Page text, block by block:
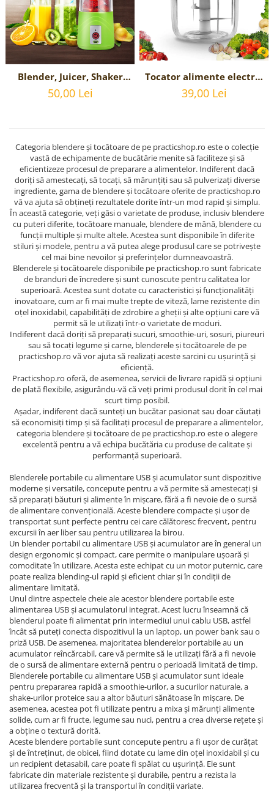
Reparatii si Renovare
Blender, Juicer, Shaker
Portabil Reincarcabil USB,
Capacitate 380 ml
50,00 Lei
Tocator alimente electric
portabil pentru usturoi,
incarcare USB, 250 ml
39,00 Lei
Categoria blendere și tocătoare de pe practicshop.ro este o colecție
vastă de echipamente de bucătărie menite să faciliteze și să
eficientizeze procesul de preparare a alimentelor. Indiferent dacă
doriți să amestecați, să tocați, să mărunțiți sau să pulverizați diverse
ingrediente, gama de blendere și tocătoare oferite de practicshop.ro
vă va ajuta să obțineți rezultatele dorite într-un mod rapid și simplu.
În această categorie, veți găsi o varietate de produse, inclusiv blendere
cu puteri diferite, tocătoare manuale, blendere de mână, blendere cu
funcții multiple și multe altele. Acestea sunt disponibile în diferite
stiluri și modele, pentru a vă putea alege produsul care se potrivește
cel mai bine nevoilor și preferințelor dumneavoastră.
Blenderele și tocătoarele disponibile pe practicshop.ro sunt fabricate
de branduri de încredere și sunt cunoscute pentru calitatea lor
superioară. Acestea sunt dotate cu caracteristici și funcționalități
inovatoare, cum ar fi mai multe trepte de viteză, lame rezistente din
oțel inoxidabil, capabilități de zdrobire a gheții și alte opțiuni care vă
permit să le utilizați într-o varietate de moduri.
Indiferent dacă doriți să preparați sucuri, smoothie-uri, sosuri, piureuri
sau să tocați legume și carne, blenderele și tocătoarele de pe
practicshop.ro vă vor ajuta să realizați aceste sarcini cu ușurință și
eficiență.
Practicshop.ro oferă, de asemenea, servicii de livrare rapidă și opțiuni
de plată flexibile, asigurându-vă că veți primi produsul dorit în cel mai
scurt timp posibil.
Așadar, indiferent dacă sunteți un bucătar pasionat sau doar căutați
să economisiți timp și să facilitați procesul de preparare a alimentelor,
categoria blendere și tocătoare de pe practicshop.ro este o alegere
excelentă pentru a vă echipa bucătăria cu produse de calitate și
performanță superioară.
Blenderele portabile cu alimentare USB și acumulator sunt dispozitive
moderne și versatile, concepute pentru a vă permite să amestecați și
să preparați băuturi și alimente în mișcare, fără a fi nevoie de o sursă
de alimentare convențională. Aceste blendere compacte și ușor de
transportat sunt perfecte pentru cei care călătoresc frecvent, pentru
excursii în aer liber sau pentru utilizarea la birou.
Un blender portabil cu alimentare USB și acumulator are în general un
design ergonomic și compact, care permite o manipulare ușoară și
comoditate în utilizare. Acesta este echipat cu un motor puternic, care
poate realiza blending-ul rapid și eficient chiar și în condiții de
alimentare limitată.
Unul dintre aspectele cheie ale acestor blendere portabile este
alimentarea USB și acumulatorul integrat. Acest lucru înseamnă că
blenderul poate fi alimentat prin intermediul unui cablu USB, astfel
încât să puteți conecta dispozitivul la un laptop, un power bank sau o
priză USB. De asemenea, majoritatea blenderelor portabile au un
acumulator reîncărcabil, care vă permite să le utilizați fără a fi nevoie
de o sursă de alimentare externă pentru o perioadă limitată de timp.
Blenderele portabile cu alimentare USB și acumulator sunt ideale
pentru prepararea rapidă a smoothie-urilor, a sucurilor naturale, a
shake-urilor proteice sau a altor băuturi sănătoase în mișcare. De
asemenea, acestea pot fi utilizate pentru a mixa și mărunți alimente
solide, cum ar fi fructe, legume sau nuci, pentru a crea diverse rețete și
a obține o textură dorită.
Aceste blendere portabile sunt concepute pentru a fi ușor de curățat
și de întreținut, de obicei, fiind dotate cu lame din oțel inoxidabil și cu
un recipient detasabil, care poate fi spălat cu ușurință. Ele sunt
fabricate din materiale rezistente și durabile, pentru a rezista la
utilizarea frecventă și la transportul în condiții variate.